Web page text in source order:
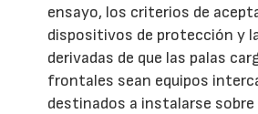
ensayo, los criterios de
dispositivos de protección y
derivadas de que las palas
frontales sean equipos
destinados a instalarse